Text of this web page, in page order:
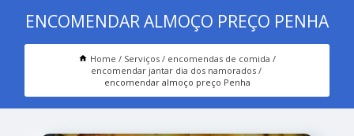
ENCOMENDAR ALMOÇO PREÇO PENHA
Home Serviços
encomendas de comida
encomendar jantar dia dos namorados
encomendar almoço preço Penha